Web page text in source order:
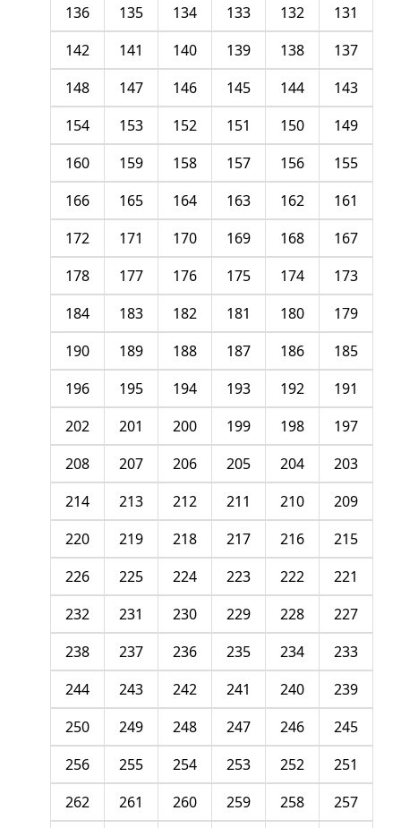
131
132
133
134
135
136
137
138
139
140
141
142
143
144
145
146
147
148
149
150
151
152
153
154
155
156
157
158
159
160
161
162
163
164
165
166
167
168
169
170
171
172
173
174
175
176
177
178
179
180
181
182
183
184
185
186
187
188
189
190
191
192
193
194
195
196
197
198
199
200
201
202
203
204
205
206
207
208
209
210
211
212
213
214
215
216
217
218
219
220
221
222
223
224
225
226
227
228
229
230
231
232
233
234
235
236
237
238
239
240
241
242
243
244
245
246
247
248
249
250
251
252
253
254
255
256
257
258
259
260
261
262